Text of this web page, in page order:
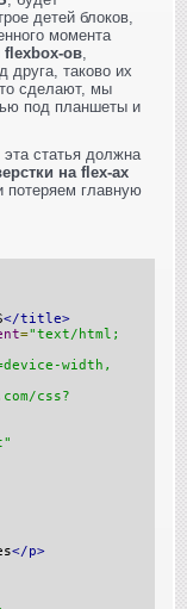
детей блоков,
момента
flexbox-ов,
друга, таково их
сделают, мы
под планшеты и
статья должна
на flex-ах
потеряем главную
</title>
="text/html;
width,
css?
</p>